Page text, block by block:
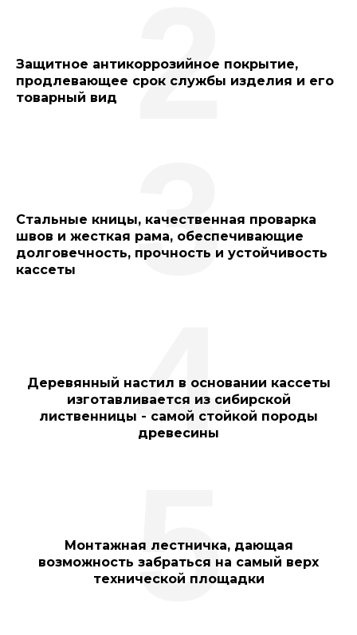
Защитное антикоррозийное покрытие,
продлевающее срок службы изделия и его
товарный вид
2
Стальные кницы, качественная проварка
швов и жесткая рама, обеспечивающие
долговечность, прочность и устойчивость
кассеты
3
Деревянный настил в основании кассеты
изготавливается из сибирской
лиственницы - самой стойкой породы
древесины
4
Монтажная лестничка, дающая
возможность забраться на самый верх
технической площадки
5